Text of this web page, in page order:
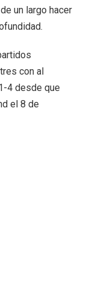
un largo hacer
con al
4 desde que
el 8 de